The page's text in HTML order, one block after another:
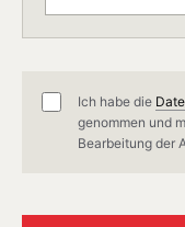
Ich habe die
genommen und
Bearbeitung der